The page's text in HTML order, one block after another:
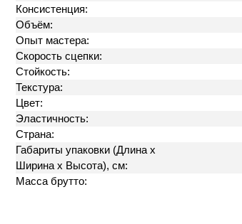
Консистенция:
Объём:
Опыт мастера:
Скорость сцепки:
Стойкость:
Текстура:
Цвет:
Эластичность:
Страна:
Габариты упаковки (Длина х
Ширина х Высота), см:
Масса брутто: